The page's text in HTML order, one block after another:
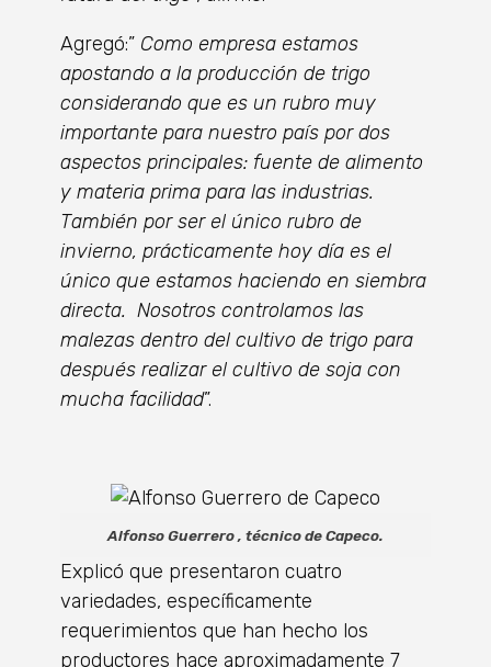
Agregó:” Como empresa estamos
apostando a la producción de trigo
considerando que es un rubro muy
importante para nuestro país por dos
aspectos principales: fuente de alimento
y materia prima para las industrias.
También por ser el único rubro de
invierno, prácticamente hoy día es el
único que estamos haciendo en siembra
directa. Nosotros controlamos las
malezas dentro del cultivo de trigo para
después realizar el cultivo de soja con
mucha facilidad”.
Alfonso Guerrero , técnico de Capeco.
Explicó que presentaron cuatro
variedades, específicamente
requerimientos que han hecho los
productores hace aproximadamente 7